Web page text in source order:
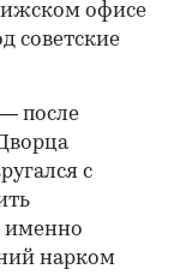
офисе
советские
после
с
именно
нарком